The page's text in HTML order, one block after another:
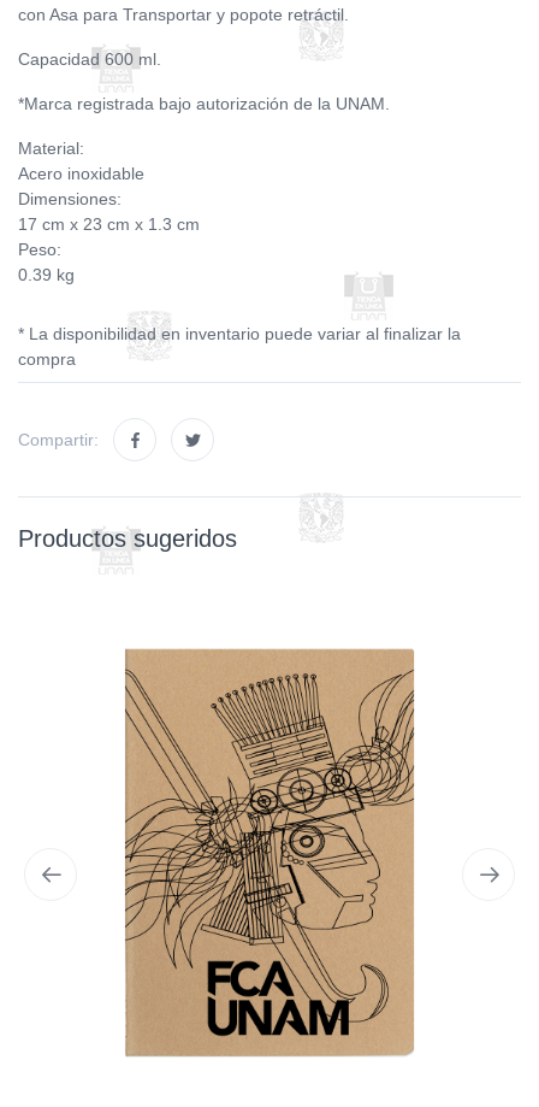
con Asa para Transportar y popote retráctil.
Capacidad 600 ml.
*Marca registrada bajo autorización de la UNAM.
Material:
Acero inoxidable
Dimensiones:
17 cm x 23 cm x 1.3 cm
Peso:
0.39 kg
* La disponibilidad en inventario puede variar al finalizar la
compra
Compartir:
Productos sugeridos